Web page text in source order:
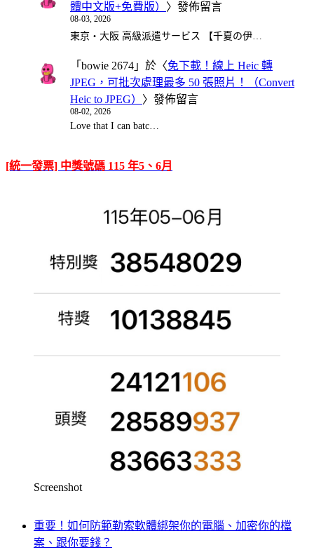
體中文版+免費版） 〉發佈留言
08-03, 2026
東京・大阪 高級派遣サービス 【千夏の伊…
「 bowie 2674 」於〈免下載！線上 Heic 轉
JPEG，可批次處理最多 50 張照片！（Convert
Heic to JPEG） 〉發佈留言
08-02, 2026
Love that I can batc…
[統一發票] 中獎號碼 115 年5、6月
Screenshot
重要！如何防範勒索軟體綁架你的電腦、加密你的檔
案、跟你要錢？